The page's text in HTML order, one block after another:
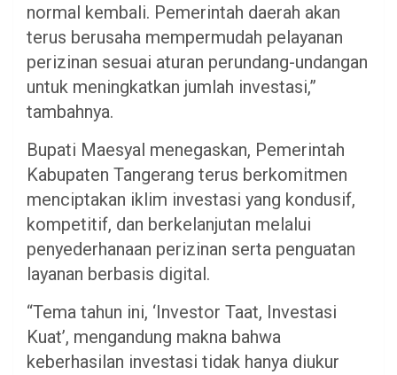
normal kembali. Pemerintah daerah akan
terus berusaha mempermudah pelayanan
perizinan sesuai aturan perundang-undangan
untuk meningkatkan jumlah investasi,”
tambahnya.
Bupati Maesyal menegaskan, Pemerintah
Kabupaten Tangerang terus berkomitmen
menciptakan iklim investasi yang kondusif,
kompetitif, dan berkelanjutan melalui
penyederhanaan perizinan serta penguatan
layanan berbasis digital.
“Tema tahun ini, ‘Investor Taat, Investasi
Kuat’, mengandung makna bahwa
keberhasilan investasi tidak hanya diukur